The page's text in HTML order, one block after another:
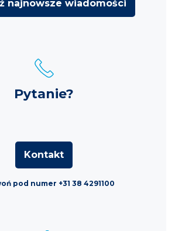
najnowsze wiadomości
Pytanie?
Kontakt
pod numer +31 38 4291100